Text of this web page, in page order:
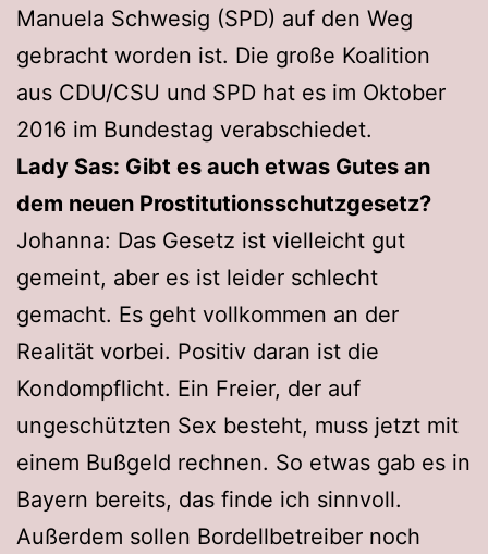
Manuela Schwesig (SPD) auf den Weg
gebracht worden ist. Die große Koalition
aus CDU/CSU und SPD hat es im Oktober
2016 im Bundestag verabschiedet.
Lady Sas: Gibt es auch etwas Gutes an
dem neuen Prostitutionsschutzgesetz?
Johanna: Das Gesetz ist vielleicht gut
gemeint, aber es ist leider schlecht
gemacht. Es geht vollkommen an der
Realität vorbei. Positiv daran ist die
Kondompflicht. Ein Freier, der auf
ungeschützten Sex besteht, muss jetzt mit
einem Bußgeld rechnen. So etwas gab es in
Bayern bereits, das finde ich sinnvoll.
Außerdem sollen Bordellbetreiber noch